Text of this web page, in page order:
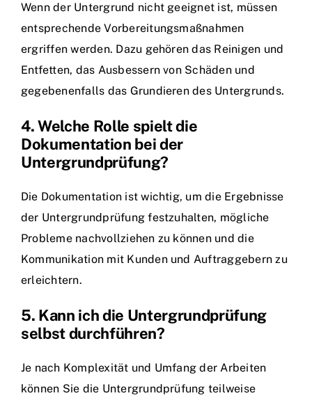
Wenn der Untergrund nicht geeignet ist, müssen
entsprechende Vorbereitungsmaßnahmen
ergriffen werden. Dazu gehören das Reinigen und
Entfetten, das Ausbessern von Schäden und
gegebenenfalls das Grundieren des Untergrunds.
4. Welche Rolle spielt die
Dokumentation bei der
Untergrundprüfung?
Die Dokumentation ist wichtig, um die Ergebnisse
der Untergrundprüfung festzuhalten, mögliche
Probleme nachvollziehen zu können und die
Kommunikation mit Kunden und Auftraggebern zu
erleichtern.
5. Kann ich die Untergrundprüfung
selbst durchführen?
Je nach Komplexität und Umfang der Arbeiten
können Sie die Untergrundprüfung teilweise